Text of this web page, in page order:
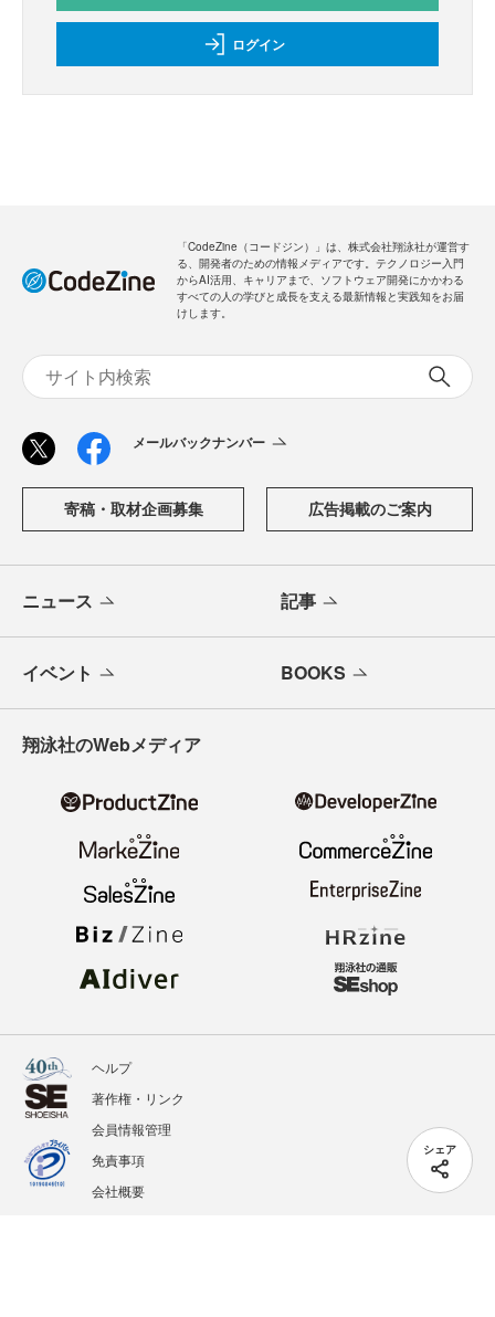
シェア
ログイン
「CodeZine（コードジン）」は、株式会社翔泳社が運営す
る、開発者のための情報メディアです。テクノロジー入門
からAI活用、キャリアまで、ソフトウェア開発にかかわる
すべての人の学びと成長を支える最新情報と実践知をお届
けします。
メールバックナンバー
寄稿・取材企画募集 広告掲載のご案内
ニュース 記事
イベント BOOKS
翔泳社のWebメディア
ヘルプ
著作権・リンク
会員情報管理
免責事項
会社概要